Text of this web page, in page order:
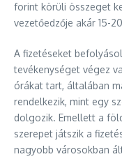
forint körüli összeget
vezetőedzője akár 15-
A fizetéseket
tevékenységet végez
órákat tart, általában
rendelkezik, mint egy
dolgozik. Emellett a
szerepet játszik a
nagyobb városokban